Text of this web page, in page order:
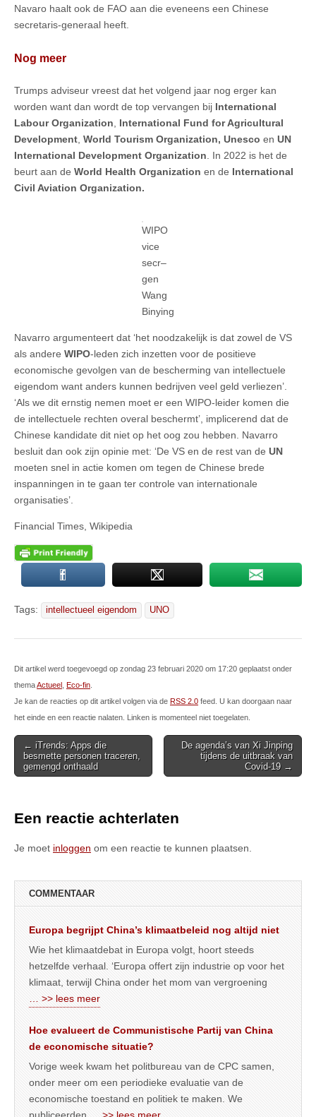
Navaro haalt ook de FAO aan die eveneens een Chinese
secretaris-generaal heeft.
Nog meer
Trumps adviseur vreest dat het volgend jaar nog erger kan
worden want dan wordt de top vervangen bij International
Labour Organization
International Fund for Agricultural
Development World Tourism Organization, Unesco en UN
International Development Organization . In 2022 is het de
beurt aan de World Health Organization en de International
Civil Aviation Organization.
WIPO
vice
secr–
gen
Wang
Binying
Navarro argumenteert dat ‘het noodzakelijk is dat zowel de VS
als andere WIPO-leden zich inzetten voor de positieve
economische gevolgen van de bescherming van intellectuele
eigendom want anders kunnen bedrijven veel geld verliezen’.
‘Als we dit ernstig nemen moet er een WIPO-leider komen die
de intellectuele rechten overal beschermt’, implicerend dat de
Chinese kandidate dit niet op het oog zou hebben. Navarro
besluit dan ook zijn opinie met: ‘De VS en de rest van de UN
moeten snel in actie komen om tegen de Chinese brede
inspanningen in te gaan ter controle van internationale
organisaties’.
Financial Times, Wikipedia
Tags: intellectueel eigendom UNO
Dit artikel werd toegevoegd op zondag 23 februari 2020 om 17:20 geplaatst onder
themaActueel Eco-fin
Je kan de reacties op dit artikel volgen via de RSS 2.0 feed. U kan doorgaan naar
het einde en een reactie nalaten. Linken is momenteel niet toegelaten.
Post
navigation
← iTrends: Apps die
besmette personen traceren,
gemengd onthaald
De agenda’s van Xi Jinping
tijdens de uitbraak van
Covid-19 →
Een reactie achterlaten
Je moet inloggen om een reactie te kunnen plaatsen.
COMMENTAAR
Europa begrijpt China’s klimaatbeleid nog altijd niet
Wie het klimaatdebat in Europa volgt, hoort steeds
hetzelfde verhaal. ‘Europa offert zijn industrie op voor het
klimaat, terwijl China onder het mom van vergroening
… >> lees meer
Hoe evalueert de Communistische Partij van China
de economische situatie?
Vorige week kwam het politbureau van de CPC samen,
onder meer om een periodieke evaluatie van de
economische toestand en politiek te maken. We